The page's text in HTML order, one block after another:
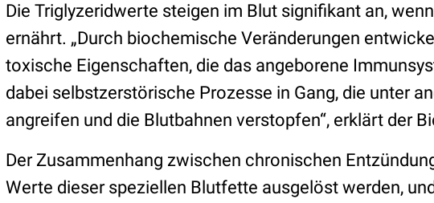
Die Triglyzeridwerte steigen im Blut signifikant an,
ernährt. „Durch biochemische Veränderungen
toxische Eigenschaften, die das angeborene
dabei selbstzerstörische Prozesse in Gang, die unter
angreifen und die Blutbahnen verstopfen“, erklärt der
Der Zusammenhang zwischen chronischen
Werte dieser speziellen Blutfette ausgelöst werden,